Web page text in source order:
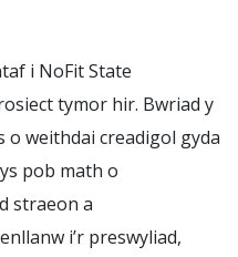
i NoFit State
tymor hir. Bwriad y
o weithdai creadigol gyda
pob math o
straeon a
i’r preswyliad,